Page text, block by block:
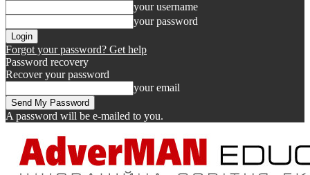
your username
your password
Forgot your password? Get help
Password recovery
Recover your password
your email
A password will be e-mailed to you.